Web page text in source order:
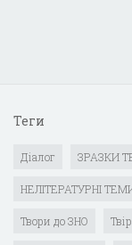
Теги
Діалог ЗРАЗКИ
НЕЛІТЕРАТУРНІ
Твори до ЗНО